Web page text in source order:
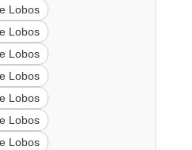
Lobos
Lobos
Lobos
Lobos
Lobos
Lobos
Lobos